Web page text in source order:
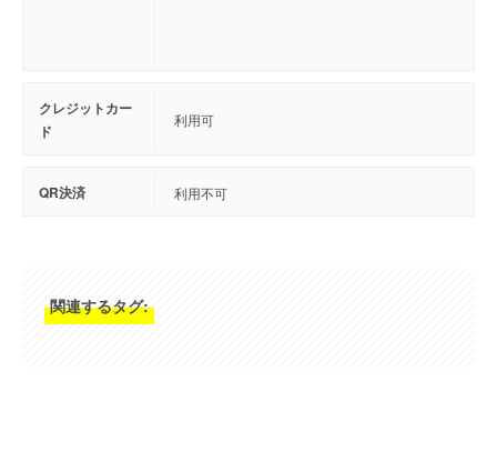
クレジットカー
ド
利用可
QR決済 利用不可
関連するタグ: